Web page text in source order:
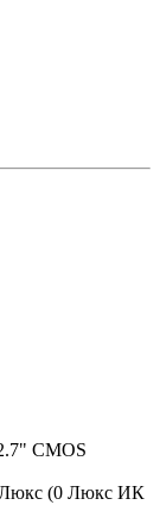
CMOS
Люкс (0 Люкс ИК